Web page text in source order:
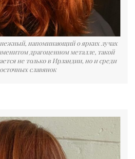
напоминающий о ярких лучах
драгоценном металле, такой
не только в Ирландии, но и среди
славянок